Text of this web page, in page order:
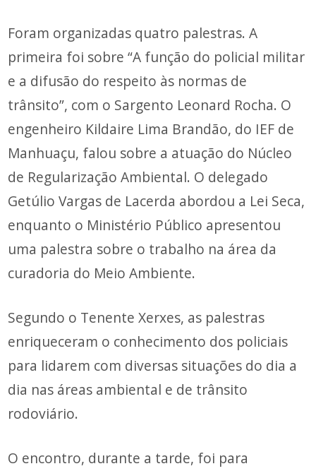
Foram organizadas quatro palestras. A
primeira foi sobre “A função do policial militar
e a difusão do respeito às normas de
trânsito”, com o Sargento Leonard Rocha. O
engenheiro Kildaire Lima Brandão, do IEF de
Manhuaçu, falou sobre a atuação do Núcleo
de Regularização Ambiental. O delegado
Getúlio Vargas de Lacerda abordou a Lei Seca,
enquanto o Ministério Público apresentou
uma palestra sobre o trabalho na área da
curadoria do Meio Ambiente.
Segundo o Tenente Xerxes, as palestras
enriqueceram o conhecimento dos policiais
para lidarem com diversas situações do dia a
dia nas áreas ambiental e de trânsito
rodoviário.
O encontro, durante a tarde, foi para